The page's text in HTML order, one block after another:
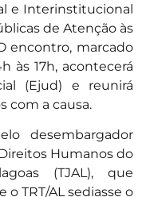
e Interinstitucional
de Atenção às
encontro, marcado
às 17h, acontecerá
(Ejud) e reunirá
com a causa.
desembargador
Humanos do
(TJAL), que
TRT/AL sediasse o